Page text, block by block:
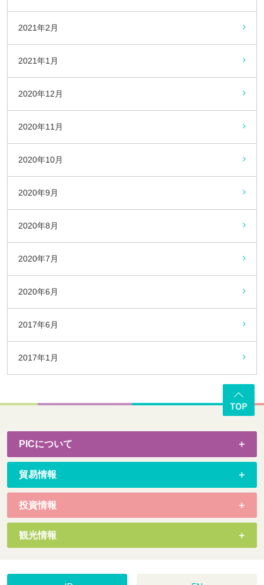
2021年2月
2021年1月
2020年12月
2020年11月
2020年10月
2020年9月
2020年8月
2020年7月
2020年6月
2017年6月
2017年1月
PICについて
貿易情報
投資情報
観光情報